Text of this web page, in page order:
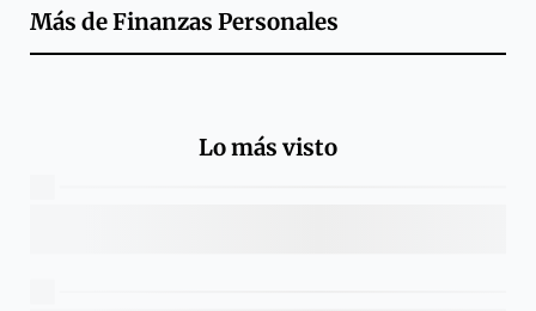
Más deFinanzas Personales
Lo más visto